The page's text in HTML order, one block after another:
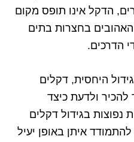
הדקל אינו תופס מקום
בחצרות בתים
הדרכים.
היחסית, דקלים
ולדעת כיצד
נפוצות בגידול דקלים
איתן באופן יעיל